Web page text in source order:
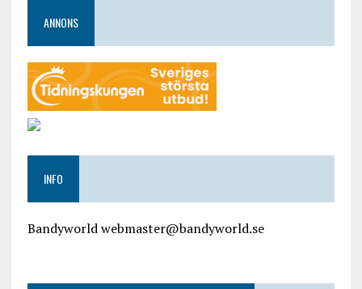
ANNONS
INFO
Bandyworld webmaster@bandyworld.se